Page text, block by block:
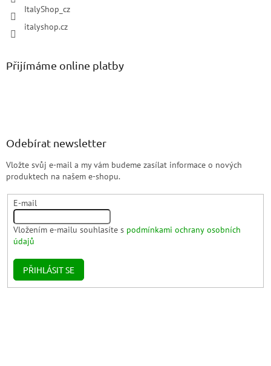
ItalyShop_cz
italyshop.cz
Přijímáme online platby
Odebírat newsletter
Vložte svůj e-mail a my vám budeme zasílat informace o nových
produktech na našem e-shopu.
E-mail
Vložením e-mailu souhlasíte s podmínkami ochrany osobních
údajů
PŘIHLÁSIT SE